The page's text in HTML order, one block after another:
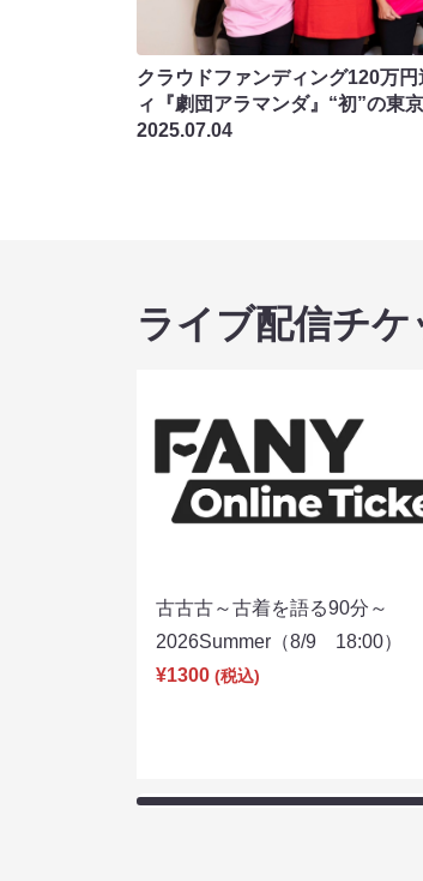
クラウドファンディング120万
ィ『劇団アラマンダ』“初”の東
2025.07.04
ライブ配信チケ
古古古～古着を語る90分～
2026Summer（8/9 18:00）
¥1300 (税込)